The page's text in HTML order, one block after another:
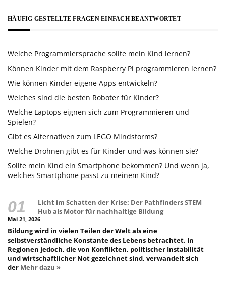
HÄUFIG GESTELLTE FRAGEN EINFACH BEANTWORTET
Welche Programmiersprache sollte mein Kind lernen?
Können Kinder mit dem Raspberry Pi programmieren lernen?
Wie können Kinder eigene Apps entwickeln?
Welches sind die besten Roboter für Kinder?
Welche Laptops eignen sich zum Programmieren und
Spielen?
Gibt es Alternativen zum LEGO Mindstorms?
Welche Drohnen gibt es für Kinder und was können sie?
Sollte mein Kind ein Smartphone bekommen? Und wenn ja,
welches Smartphone passt zu meinem Kind?
Licht im Schatten der Krise: Der Pathfinders STEM
Hub als Motor für nachhaltige Bildung
Mai 21, 2026
Bildung wird in vielen Teilen der Welt als eine
selbstverständliche Konstante des Lebens betrachtet. In
Regionen jedoch, die von Konflikten, politischer Instabilität
und wirtschaftlicher Not gezeichnet sind, verwandelt sich
der Mehr dazu »